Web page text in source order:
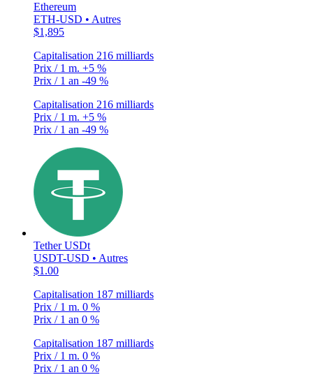
Ethereum
ETH-USD • Autres
$1,895
Capitalisation 216 milliards
Prix / 1 m. +5 %
Prix / 1 an -49 %
Capitalisation 216 milliards
Prix / 1 m. +5 %
Prix / 1 an -49 %
Tether USDt
USDT-USD • Autres
$1.00
Capitalisation 187 milliards
Prix / 1 m. 0 %
Prix / 1 an 0 %
Capitalisation 187 milliards
Prix / 1 m. 0 %
Prix / 1 an 0 %